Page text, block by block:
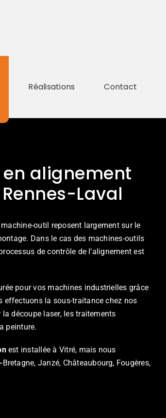
Réalisations Contact
alignement
Laval
outil reposent largement sur le
Dans le cas des machines-outils
de contrôle de l’alignement est
pour vos machines industrielles grâce
effectuons la sous-traitance chez nos
découpe laser, les traitements
peinture.
est installée à Vitré, mais nous
Janzé, Châteaubourg, Fougères,